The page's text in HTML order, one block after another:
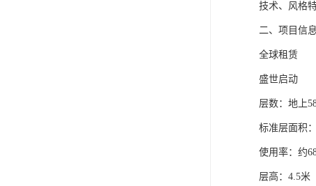
技术、风格
二、项目信息
全球租赁
盛世启动
层数：地上
标准层面积
使用率：约
层高：4.5米